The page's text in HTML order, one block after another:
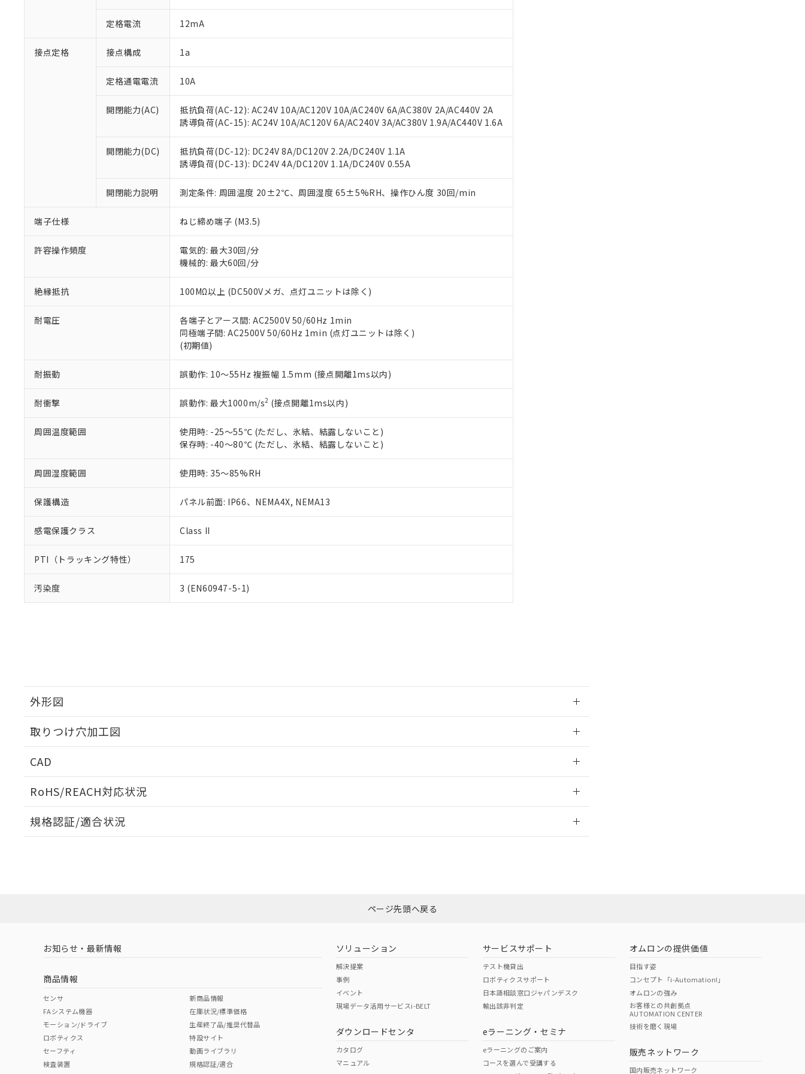
定格電流 12mA
接点定格 接点構成 1a
定格通電電流 10A
開閉能力(AC)
抵抗負荷(AC-12): AC24V 10A/AC120V 10A/AC240V 6A/AC380V 2A/AC440V 2A
誘導負荷(AC-15): AC24V 10A/AC120V 6A/AC240V 3A/AC380V 1.9A/AC440V 1.6A
開閉能力(DC)
抵抗負荷(DC-12): DC24V 8A/DC120V 2.2A/DC240V 1.1A
誘導負荷(DC-13): DC24V 4A/DC120V 1.1A/DC240V 0.55A
開閉能力説明 測定条件: 周囲温度 20±2℃、周囲湿度 65±5%RH、操作ひん度 30回/min
端子仕様 ねじ締め端子 (M3.5)
許容操作頻度
電気的: 最大30回/分
機械的: 最大60回/分
絶縁抵抗 100MΩ以上 (DC500Vメガ、点灯ユニットは除く)
耐電圧
各端子とアース間: AC2500V 50/60Hz 1min
同極端子間: AC2500V 50/60Hz 1min (点灯ユニットは除く)
(初期値)
耐振動 誤動作: 10～55Hz 複振幅 1.5mm (接点開離1ms以内)
耐衝撃 誤動作: 最大1000m/s2 (接点開離1ms以内)
周囲温度範囲
使用時: -25～55℃ (ただし、氷結、結露しないこと)
保存時: -40～80℃ (ただし、氷結、結露しないこと)
周囲湿度範囲 使用時: 35～85%RH
保護構造 パネル前面: IP66、NEMA4X, NEMA13
感電保護クラス Class II
PTI（トラッキング特性） 175
汚染度 3 (EN60947-5-1)
外形図
取りつけ穴加工図
CAD
RoHS/REACH対応状況
EU RoHS 注意事項・凡例
ダウンロードはこちら
中国 RoHS 注意事項・凡例
中国 RoHS表
Pb Hg Cr(VI)
O O
規格認証/適合状況
（イギリス
（ノルウェー
（日本
（アメリカ
この製品の規格認証/適合状況ページへ
その他の認証はこちらのページからご検索ください
以下の条件をお読みいただき、同意のうえご利用ください。
くものです。
在庫状況および標準価格照会結果は、記載している更新日時点での社内データに基づき作成されるも
正式な納期状況および標準価格はお客様のお取引先、またはお客様担当のオムロン制御機器販売店・
当社販売員にご相談ください。
オムロン制御機器販売店や当社販売拠点は「 販売ネットワーク
」をご確認ください。
す。
マイパーツ機能（部品リスト作成サービス）をご利用いただくには、I-Webメンバーズにご登録され
ている必要があります。
お客様が当ウェブサイト上で当社にご登録された部品リストについて、当社および当社の共同利用者
が、当社の製品・サービスに関するお客様との取引・商談に必要な範囲で利用することをご了承くだ
さい。
※当社の共同利用者とは、
*EU RoHS指令（10物質）：
鉛(Pb) 1000ppm以下、 水銀(Hg) 1000ppm以下、 カドミウム(Cd) 100ppm以下、
ル（DBP） 1000ppm以下、フタル酸ジイソブチル (DIBP) 1000ppm以下
フタル酸エステル類の４物質については閾値を超える意図的な使用がないことを確認しています。
※2 対応予定月
※3 非含有証明書ダウンロード
下記の非含有証明書をダウンロードすることができます。
EU RoHS指令（10物質）の非含有証明書
51物質の非含有証明書（当社基準）
※本証明書は発行日時点で非含有を証明するもので、過去に遡って非含有を証明するものではありません。
また、RoHS指令のフタル酸エステル類４物質の対応では、対応完了までの期間は出荷製品に未対応品が
混在することから備考欄に対応日を記載しておりました。
既に当社にて対応品への在庫切替を完了していることから、特段のことがない限り、2022年1月12日よ
り割愛しております。
「○」：最大均質材料含有率が中国RoHSの基準値以下であることを示します。
「×」：最大均質材料含有率が中国RoHSの基準値を超えていることを示します。
「－」：未確認です。当社販売部門へお問い合わせください。
Cr(Ⅵ)(六価クロム) : 1000ppm、 PBBs(ポリ臭化ビフェニル類) : 1000ppm、 PBDEs(ポリ臭化ジフェニルエーテル類) : 1000ppm、
DEHP(フタル酸ビス(2-エチルヘキシル)) : 1000ppm
※2 環境保護使用期限
「ｅ」：有害物質（10物質）のすべてが基準値以下であることを示します。
「10」：通常の使用状況下において有害物質が外部に漏えいし、環境に深刻な影響を及ぼさない年数を意
「－」：未確認です。当社販売部門へお問い合わせください。
う）を輸出または国外への提供する場合は、日本国政府の輸出許可(または役務取引許可)を取得する
当社は規制貨物を破棄する場合は、完全に破砕するなど、違法に輸出されないよう必要な手段を講じ
当社は貴社製品を、核兵器、ミサイル、化学兵器、生物兵器またはその他武器並びにこれらの製造装
置等に一切使用いたしません。
当社は、貴社製品を第三者に販売する場合は、上記1、2および3の内容を当該第三者に通知します。
また当社は、販売先および販売に係わる関係者が違法に輸出するおそれがある場合は、取り引きをい
合意する キャンセル
△ 一定数には満たないが在庫あり
－
在庫なし(最新の在庫状況については、お客様のお取引先、またはお客様担当のオムロン制御
機器販売店・当社販売員にご確認ください)
空
白
受注生産機種、また在庫状況の情報を公開していない機種
ページ先頭へ戻る
お知らせ・最新情報
商品情報
センサ
FAシステム機器
モーション/ドライブ
ロボティクス
セーフティ
検査装置
新商品情報
在庫状況/標準価格
生産終了品/推奨代替品
特設サイト
動画ライブラリ
規格認証/適合
ソリューション
解決提案
事例
イベント
現場データ活用サービスi-BELT
ダウンロードセンタ
カタログ
マニュアル
サービスサポート
テスト機貸出
ロボティクスサポート
日本語相談窓口ジャパンデスク
輸出該非判定
eラーニング・セミナ
eラーニングのご案内
コースを選んで受講する
オムロンの提供価値
目指す姿
コンセプト「i-Automation!」
オムロンの強み
お客様との共創拠点
AUTOMATION CENTER
技術を磨く現場
販売ネットワーク
国内販売ネットワーク